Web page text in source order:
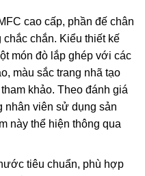
cao cấp, phần đế chân
chắn. Kiểu thiết kế
món đò lắp ghép với các
màu sắc trang nhã tạo
khảo. Theo đánh giá
nhân viên sử dụng sản
này thể hiện thông qua
tiêu chuẩn, phù hợp